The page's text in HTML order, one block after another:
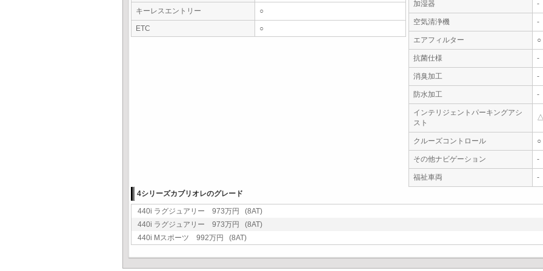
キーレスエントリー ○
ETC ○
加湿器 -
空気清浄機 -
エアフィルター ○
抗菌仕様 -
消臭加工 -
防水加工 -
インテリジェントパーキングアシ
スト
クルーズコントロール ○
その他ナビゲーション -
福祉車両
-
4シリーズカブリオレのグレード
440i ラグジュアリー 973万円 (8AT)
440i ラグジュアリー 973万円 (8AT)
440i Mスポーツ 992万円 (8AT)